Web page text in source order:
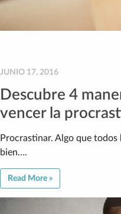
JUNIO 17, 2016
Descubre 4
vencer la
Procrastinar. Algo que todos
bien….
Read More »